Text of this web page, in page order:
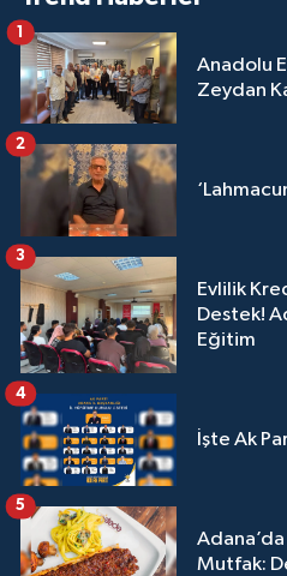
Anadolu
Zeydan
1
2
Evlilik
Destek!
Eğitim
3
İşte Ak
4
Adana’da
Mutfak:
5